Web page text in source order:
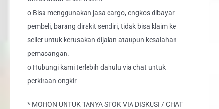
o Bisa menggunakan jasa cargo, ongkos dibayar
pembeli, barang dirakit sendiri, tidak bisa klaim ke
seller untuk kerusakan dijalan ataupun kesalahan
pemasangan.
o Hubungi kami terlebih dahulu via chat untuk
perkiraan ongkir
* MOHON UNTUK TANYA STOK VIA DISKUSI / CHAT